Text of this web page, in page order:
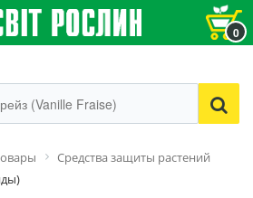
0
Средства защиты растений